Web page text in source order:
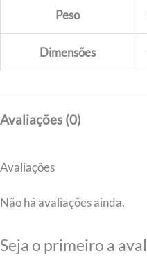
Peso
Dimensões
Avaliações (0)
Avaliações
Não há avaliações ainda.
Seja o primeiro a